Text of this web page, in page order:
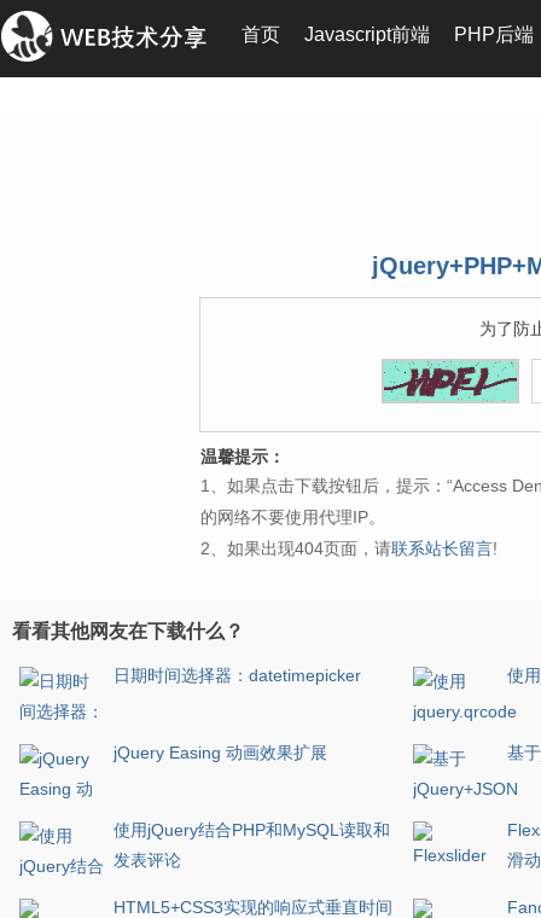
首页 Javascript前端 PHP后端
为了防
温馨提示：
1、如果点击下载按钮后，提示：“Access
的网络不要使用代理IP。
2、如果出现404页面，请联系站长留言!
看看其他网友在下载什么？
日期时间选择器：datetimepicker 使
jQuery Easing 动画效果扩展 基
使用jQuery结合PHP和MySQL读取和
发表评论
滑
HTML5+CSS3实现的响应式垂直时间